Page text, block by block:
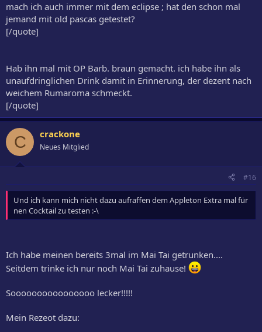
mach ich auch immer mit dem eclipse ; hat den schon mal
jemand mit old pascas getestet?
[/quote]
Hab ihn mal mit OP Barb. braun gemacht. ich habe ihn als
unaufdringlichen Drink damit in Erinnerung, der dezent nach
weichem Rumaroma schmeckt.
[/quote]
C crackone
Neues Mitglied
#16
Und ich kann mich nicht dazu aufraffen dem Appleton Extra mal für
nen Cocktail zu testen :-\
Ich habe meinen bereits 3mal im Mai Tai getrunken....
Seitdem trinke ich nur noch Mai Tai zuhause!
Soooooooooooooooo lecker!!!!!
Mein Rezeot dazu: